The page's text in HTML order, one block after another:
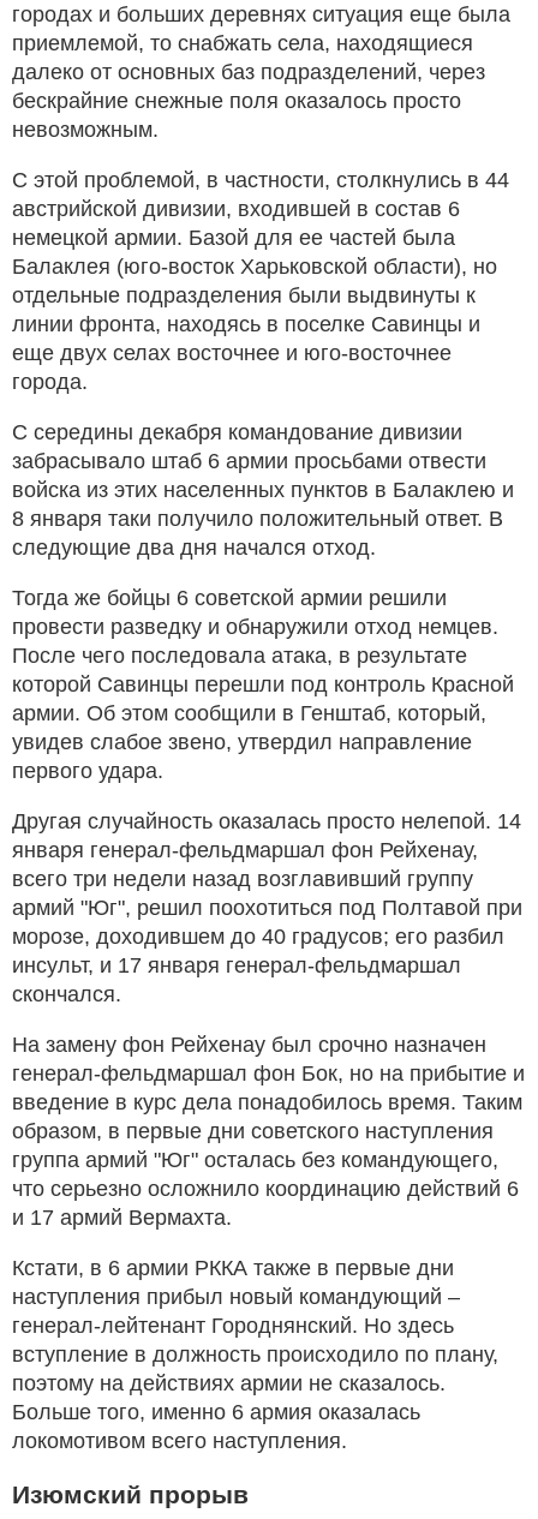
городах и больших деревнях ситуация еще была
приемлемой, то снабжать села, находящиеся
далеко от основных баз подразделений, через
бескрайние снежные поля оказалось просто
невозможным.
С этой проблемой, в частности, столкнулись в 44
австрийской дивизии, входившей в состав 6
немецкой армии. Базой для ее частей была
Балаклея (юго-восток Харьковской области), но
отдельные подразделения были выдвинуты к
линии фронта, находясь в поселке Савинцы и
еще двух селах восточнее и юго-восточнее
города.
С середины декабря командование дивизии
забрасывало штаб 6 армии просьбами отвести
войска из этих населенных пунктов в Балаклею и
8 января таки получило положительный ответ. В
следующие два дня начался отход.
Тогда же бойцы 6 советской армии решили
провести разведку и обнаружили отход немцев.
После чего последовала атака, в результате
которой Савинцы перешли под контроль Красной
армии. Об этом сообщили в Генштаб, который,
увидев слабое звено, утвердил направление
первого удара.
Другая случайность оказалась просто нелепой. 14
января генерал-фельдмаршал фон Рейхенау,
всего три недели назад возглавивший группу
армий "Юг", решил поохотиться под Полтавой при
морозе, доходившем до 40 градусов; его разбил
инсульт, и 17 января генерал-фельдмаршал
скончался.
На замену фон Рейхенау был срочно назначен
генерал-фельдмаршал фон Бок, но на прибытие и
введение в курс дела понадобилось время. Таким
образом, в первые дни советского наступления
группа армий "Юг" осталась без командующего,
что серьезно осложнило координацию действий 6
и 17 армий Вермахта.
Кстати, в 6 армии РККА также в первые дни
наступления прибыл новый командующий –
генерал-лейтенант Городнянский. Но здесь
вступление в должность происходило по плану,
поэтому на действиях армии не сказалось.
Больше того, именно 6 армия оказалась
локомотивом всего наступления.
Изюмский прорыв